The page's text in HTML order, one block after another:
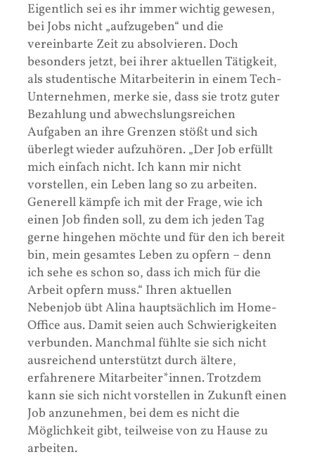
Eigentlich sei es ihr immer wichtig gewesen,
bei Jobs nicht „aufzugeben“ und die
vereinbarte Zeit zu absolvieren. Doch
besonders jetzt, bei ihrer aktuellen Tätigkeit,
als studentische Mitarbeiterin in einem Tech-
Unternehmen, merke sie, dass sie trotz guter
Bezahlung und abwechslungsreichen
Aufgaben an ihre Grenzen stößt und sich
überlegt wieder aufzuhören. „Der Job erfüllt
mich einfach nicht. Ich kann mir nicht
vorstellen, ein Leben lang so zu arbeiten.
Generell kämpfe ich mit der Frage, wie ich
einen Job finden soll, zu dem ich jeden Tag
gerne hingehen möchte und für den ich bereit
bin, mein gesamtes Leben zu opfern – denn
ich sehe es schon so, dass ich mich für die
Arbeit opfern muss.“ Ihren aktuellen
Nebenjob übt Alina hauptsächlich im Home-
Office aus. Damit seien auch Schwierigkeiten
verbunden. Manchmal fühlte sie sich nicht
ausreichend unterstützt durch ältere,
erfahrenere Mitarbeiter*innen. Trotzdem
kann sie sich nicht vorstellen in Zukunft einen
Job anzunehmen, bei dem es nicht die
Möglichkeit gibt, teilweise von zu Hause zu
arbeiten.